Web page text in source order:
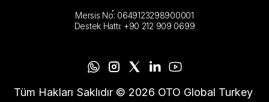
Mersis No: 0649123298900001
Destek Hattı: +90 212 909 0699
Tüm Hakları Saklıdır © 2026 OTO Global Turkey